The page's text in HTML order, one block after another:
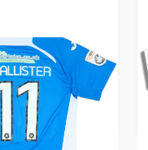
Match Issue
McAllister #11
/ £71.99